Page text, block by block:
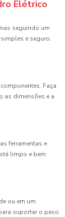
Elétrico
seguindo um
e seguro.
Faça
as dimensões e a
ferramentas e
limpo e bem
ou em um
suportar o peso